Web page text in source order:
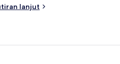
lanjut